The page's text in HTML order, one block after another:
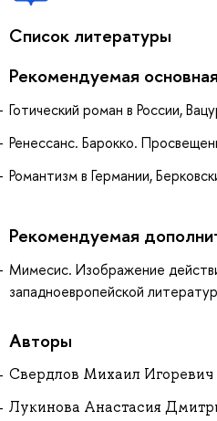
Список литературы
Рекомендуемая
Готический роман в России,
Ренессанс. Барокко.
Романтизм в Германии,
Рекомендуемая
Мимесис. Изображение
западноевропейской
Авторы
Свердлов Михаил Игоревич
Лукинова Анастасия